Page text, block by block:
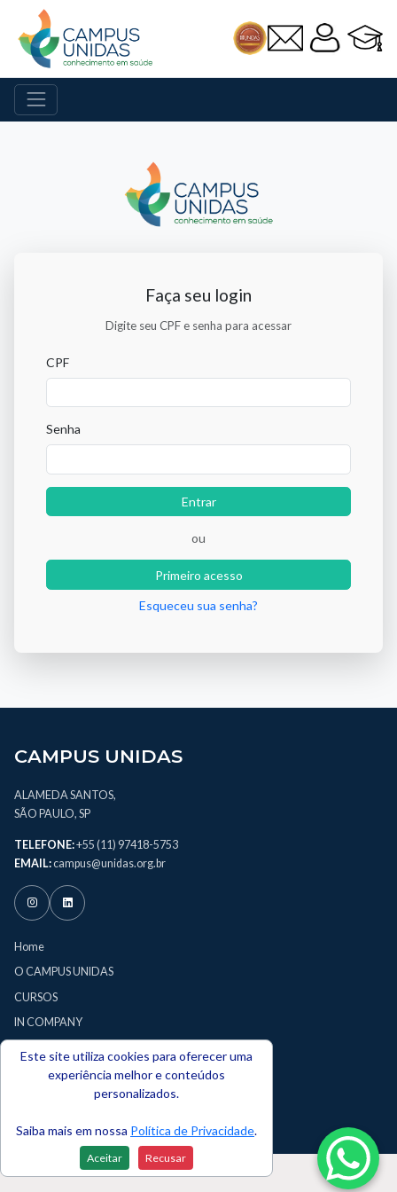
Faça seu login
Digite seu CPF e senha para acessar
CPF
Senha
Entrar
ou
Primeiro acesso
Esqueceu sua senha?
CAMPUS UNIDAS
ALAMEDA SANTOS,
SÃO PAULO, SP
TELEFONE:+55 (11) 97418-5753
EMAIL:campus@unidas.org.br
Home
O CAMPUS UNIDAS
CURSOS
IN COMPANY
PRÊMIO UNIDAS
TERMOS DE USO
POLÍTICA DE PRIVACIDADE
Este site utiliza cookies para oferecer uma
experiência melhor e conteúdos
personalizados.
Saiba mais em nossa Política de Privacidade.
Aceitar Recusar